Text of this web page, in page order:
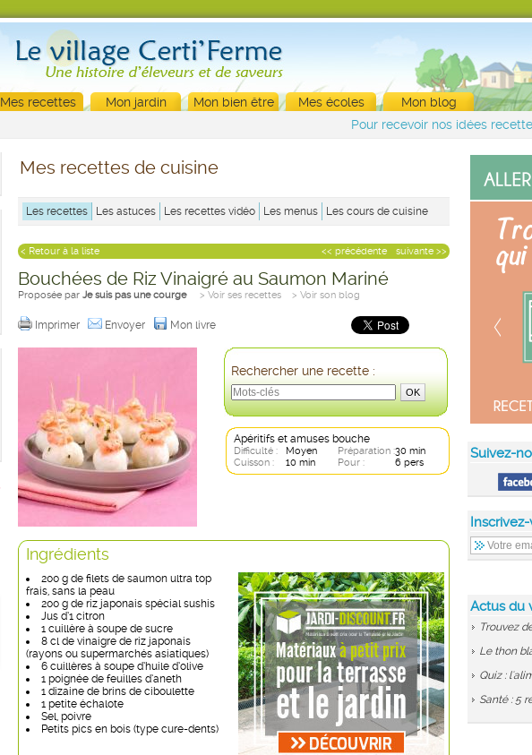
Mes recettes Mon jardin Mon bien être Mes écoles
Mon blog
Pour recevoir nos idées
Suivez-
Actus du
Trouvez
Le thon
Quiz :
Santé : 5
Mes recettes de cuisine
Les recettes Les astuces Les recettes vidéo Les menus Les cours de cuisine
suivante >>
<< précédente
< Retour à la liste
Bouchées de Riz Vinaigré au Saumon Mariné
Proposée par Je suis pas une courge > Voir ses recettes > Voir son blog
Imprimer Envoyer Mon livre
Rechercher une recette :
Apéritifs et amuses bouche
Difficulté : Moyen Préparation :30 min
Cuisson :
10 min Pour : 6 pers
Ingrédients
200 g de filets de saumon ultra top
frais, sans la peau
200 g de riz japonais spécial sushis
Jus d’1 citron
1 cuillère à soupe de sucre
8 cl de vinaigre de riz japonais
(rayons ou supermarchés asiatiques)
6 cuillères à soupe d’huile d’olive
1 poignée de feuilles d’aneth
1 dizaine de brins de ciboulette
1 petite échalote
Sel, poivre
Petits pics en bois (type cure-dents)